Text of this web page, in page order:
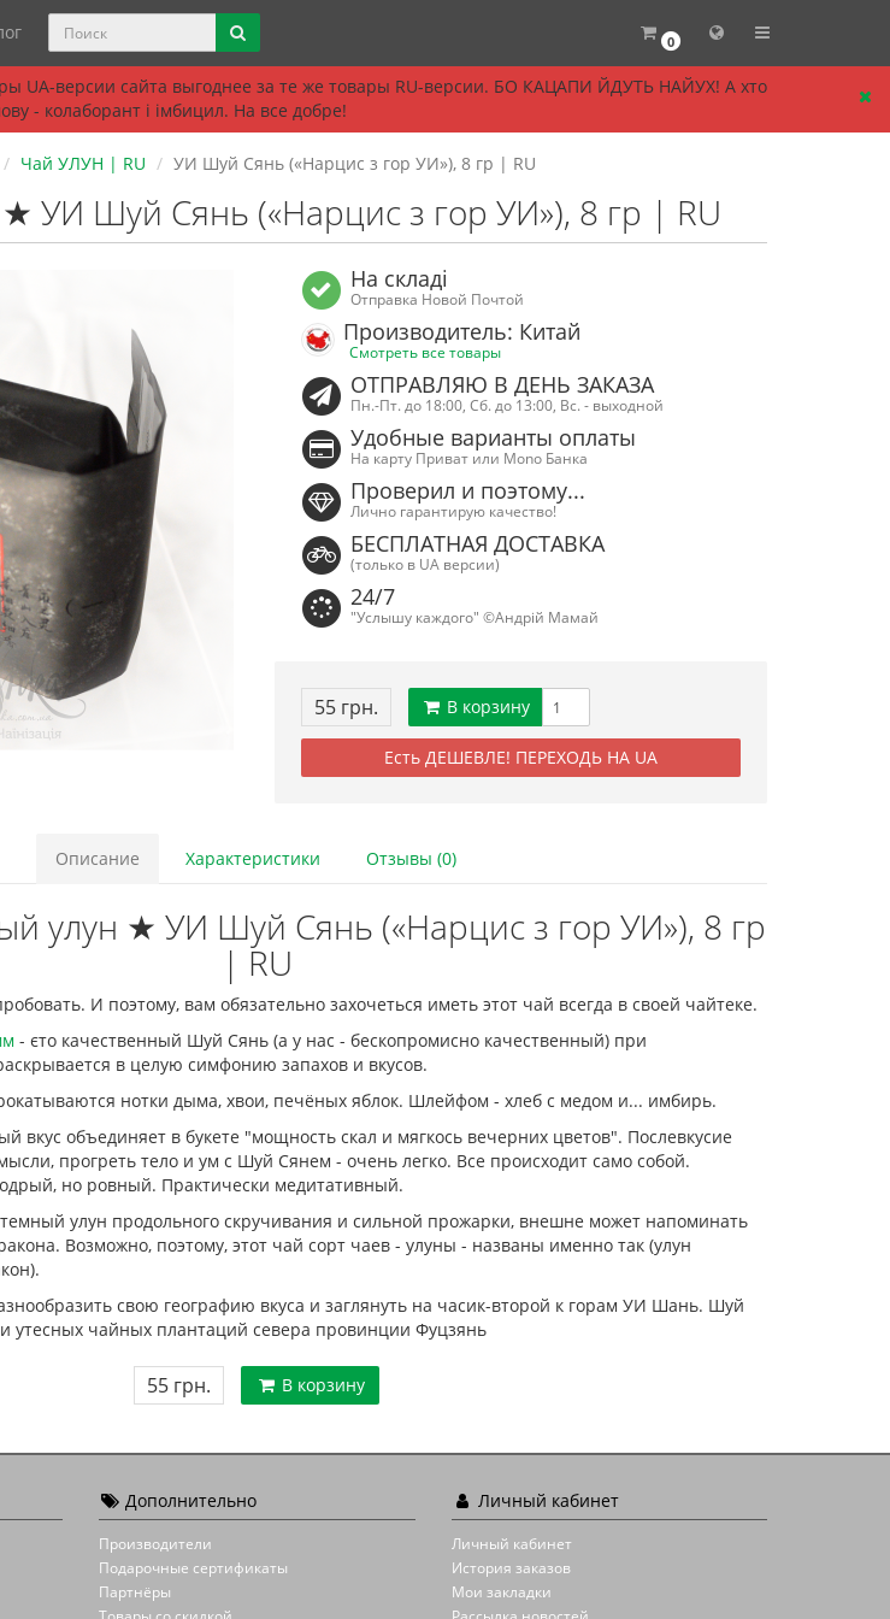
UA-версии сайта выгоднее за те же товары RU-версии. БО КАЦАПИ ЙДУТЬ НАЙУХ! А хто
- колаборант і імбицил. На все добре!
0
Чай УЛУН | RU УИ Шуй Сянь («Нарцис з гор УИ»), 8 гр | RU
УИ Шуй Сянь («Нарцис з гор УИ»), 8 гр | RU
На складі
Отправка Новой Почтой
Производитель: Китай
Смотреть все товары
ОТПРАВЛЯЮ В ДЕНЬ ЗАКАЗА
Пн.-Пт. до 18:00, Сб. до 13:00, Вс. - выходной
Удобные варианты оплаты
На карту Приват или Mono Банка
Проверил и поэтому...
Лично гарантирую качество!
БЕСПЛАТНАЯ ДОСТАВКА
(только в UA версии)
24/7
"Услышу каждого" ©Андрій Мамай
55 грн. В корзину
Есть ДЕШЕВЛЕ! ПЕРЕХОДЬ НА UA
Описание Характеристики Отзывы (0)
улун ★ УИ Шуй Сянь («Нарцис з гор УИ»), 8 гр
| RU
И поэтому, вам обязательно захочеться иметь этот чай всегда в своей чайтеке.
- єто качественный Шуй Сянь (а у нас - бескопромисно качественный) при
в целую симфонию запахов и вкусов.
нотки дыма, хвои, печёных яблок. Шлейфом - хлеб с медом и... имбирь.
вкус объединяет в букете "мощность скал и мягкось вечерних цветов". Послевкусие
прогреть тело и ум с Шуй Сянем - очень легко. Все происходит само собой.
но ровный. Практически медитативный.
темный улун продольного скручивания и сильной прожарки, внешне может напоминать
Возможно, поэтому, этот чай сорт чаев - улуны - названы именно так (улун
свою географию вкуса и заглянуть на часик-второй к горам УИ Шань. Шуй
утесных чайных плантаций севера провинции Фуцзянь
55 грн. В корзину
Дополнительно
Производители
Подарочные сертификаты
Партнёры
Личный кабинет
Личный кабинет
История заказов
Мои закладки